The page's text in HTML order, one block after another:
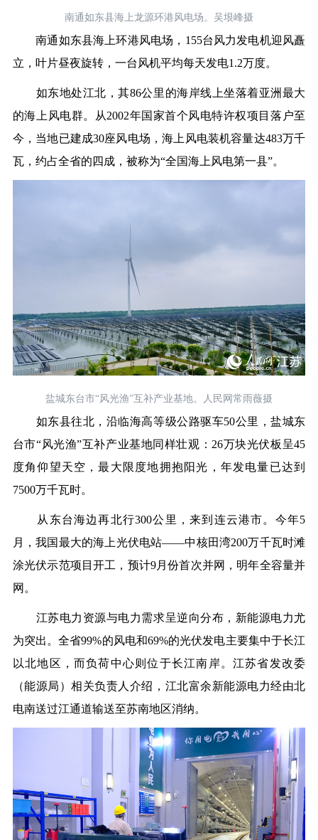
南通如东县海上龙源环港风电场。吴垠峰摄
南通如东县海上环港风电场，155台风力发电机迎风矗
立，叶片昼夜旋转，一台风机平均每天发电1.2万度。
如东地处江北，其86公里的海岸线上坐落着亚洲最大
的海上风电群。从2002年国家首个风电特许权项目落户至
今，当地已建成30座风电场，海上风电装机容量达483万千
瓦，约占全省的四成，被称为“全国海上风电第一县”。
盐城东台市“风光渔”互补产业基地。人民网常雨薇摄
如东县往北，沿临海高等级公路驱车50公里，盐城东
台市“风光渔”互补产业基地同样壮观：26万块光伏板呈45
度角仰望天空，最大限度地拥抱阳光，年发电量已达到
7500万千瓦时。
从东台海边再北行300公里，来到连云港市。今年5
月，我国最大的海上光伏电站——中核田湾200万千瓦时滩
涂光伏示范项目开工，预计9月份首次并网，明年全容量并
网。
江苏电力资源与电力需求呈逆向分布，新能源电力尤
为突出。全省99%的风电和69%的光伏发电主要集中于长江
以北地区，而负荷中心则位于长江南岸。江苏省发改委
（能源局）相关负责人介绍，江北富余新能源电力经由北
电南送过江通道输送至苏南地区消纳。